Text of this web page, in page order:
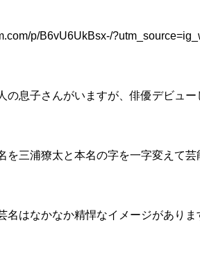
p/B6vU6UkBsx-/
の息子さんがいますが、俳優デビュ
を三浦獠太と本名の字を一字変えて芸
名はなかなか精悍なイメージがありま